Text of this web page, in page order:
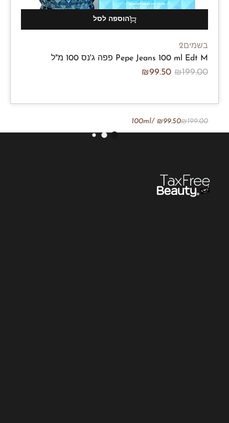
הוספה לסל
בשמים2
Pepe Jeans 100 ml Edt M פפה ג'נס 100 מ"ל
₪199.00
₪99.50
₪199.00
₪99.50
/100ml